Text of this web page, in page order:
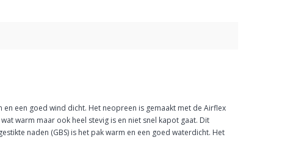
een goed wind dicht. Het neopreen is gemaakt met de Airflex
warm maar ook heel stevig is en niet snel kapot gaat. Dit
naden (GBS) is het pak warm en een goed waterdicht. Het